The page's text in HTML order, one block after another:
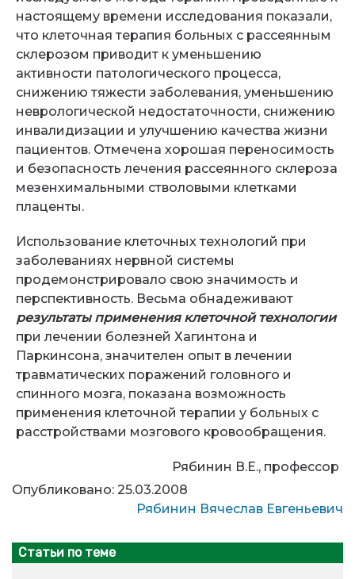
настоящему времени исследования показали,
что клеточная терапия больных с рассеянным
склерозом приводит к уменьшению
активности патологического процесса,
снижению тяжести заболевания, уменьшению
неврологической недостаточности, снижению
инвалидизации и улучшению качества жизни
пациентов. Отмечена хорошая переносимость
и безопасность лечения рассеянного склероза
мезенхимальными стволовыми клетками
плаценты.
Использование клеточных технологий при
заболеваниях нервной системы
продемонстрировало свою значимость и
перспективность. Весьма обнадеживают
результаты применения клеточной технологии
при лечении болезней Хагинтона и
Паркинсона, значителен опыт в лечении
травматических поражений головного и
спинного мозга, показана возможность
применения клеточной терапии у больных с
расстройствами мозгового кровообращения.
Рябинин В.Е., профессор
Опубликовано: 25.03.2008
Рябинин Вячеслав Евгеньевич
Статьи по теме